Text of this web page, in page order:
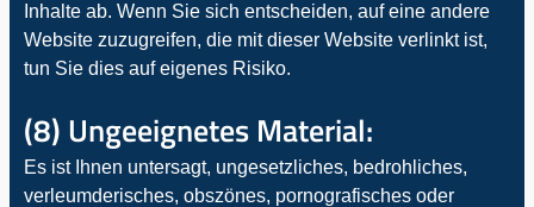
Inhalte ab. Wenn Sie sich entscheiden, auf eine andere
Website zuzugreifen, die mit dieser Website verlinkt ist,
tun Sie dies auf eigenes Risiko.
(8) Ungeeignetes Material:
Es ist Ihnen untersagt, ungesetzliches, bedrohliches,
verleumderisches, obszönes, pornografisches oder